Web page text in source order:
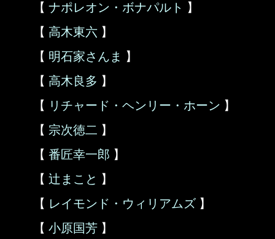
【 ナポレオン・ボナパルト 】
【 高木東六 】
【 明石家さんま 】
【 高木良多 】
【 リチャード・ヘンリー・ホーン 】
【 宗次徳二 】
【 番匠幸一郎 】
【 辻まこと 】
【 レイモンド・ウィリアムズ 】
【 小原国芳 】